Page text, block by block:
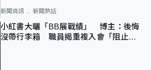
新聞資訊 新聞熱話
小紅書大曬「BB展戰績」 博主：後悔
沒帶行李箱 職員揭重複入會「阻止唔